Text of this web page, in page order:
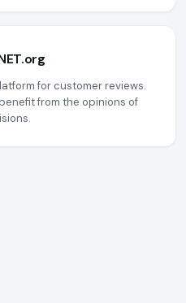
for customer reviews.
from the opinions of